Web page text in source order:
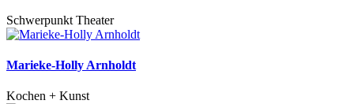
Schwerpunkt Theater
Marieke-Holly Arnholdt
Kochen + Kunst